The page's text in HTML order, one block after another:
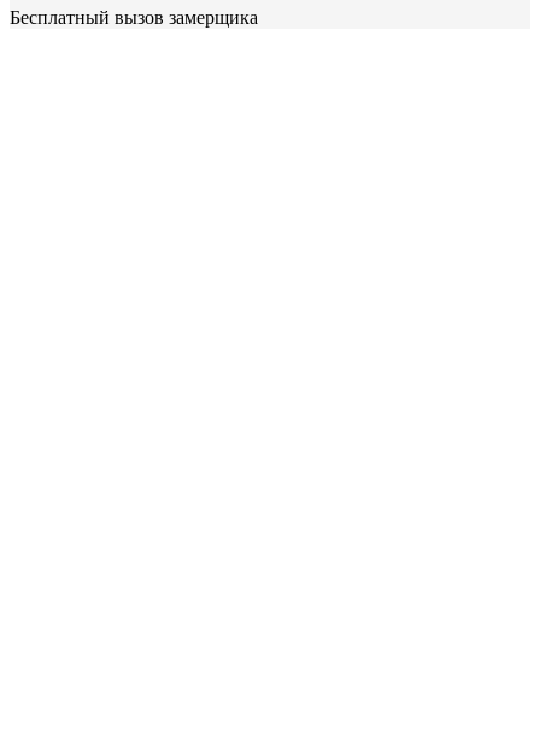
Бесплатный вызов замерщика